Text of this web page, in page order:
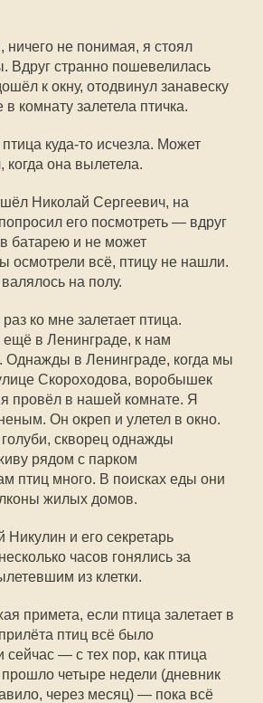
ничего не понимая, я стоял
Вдруг странно пошевелилась
к окну, отодвинул занавеску
комнату залетела птичка.
куда-то исчезла. Может
когда она вылетела.
Николай Сергеевич, на
его посмотреть — вдруг
в батарею и не может
осмотрели всё, птицу не нашли.
на полу.
ко мне залетает птица.
ещё в Ленинграде, к нам
Однажды в Ленинграде, когда мы
Скороходова, воробышек
провёл в нашей комнате. Я
Он окреп и улетел в окно.
скворец однажды
рядом с парком
птиц много. В поисках еды они
жилых домов.
и его секретарь
часов гонялись за
из клетки.
примета, если птица залетает в
птиц всё было
сейчас — с тех пор, как птица
прошло четыре недели (дневник
через месяц) — пока всё